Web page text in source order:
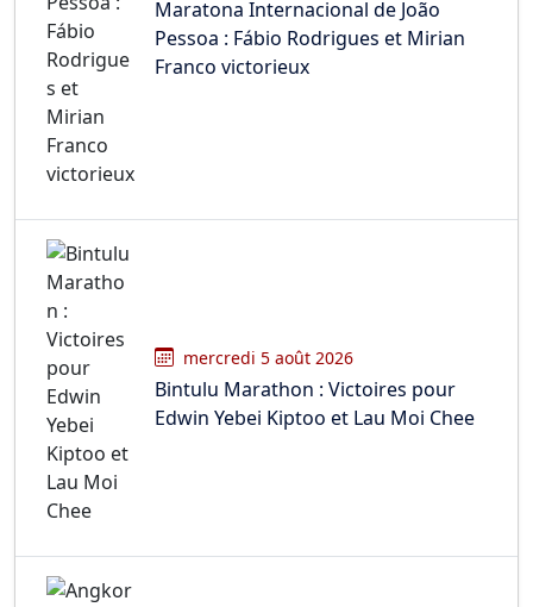
Maratona Internacional de João
Pessoa : Fábio Rodrigues et Mirian
Franco victorieux
mercredi 5 août 2026
Bintulu Marathon : Victoires pour
Edwin Yebei Kiptoo et Lau Moi Chee